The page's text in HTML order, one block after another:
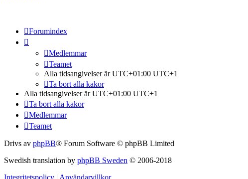
Forumindex
Medlemmar
Teamet
Alla tidsangivelser är UTC+01:00 UTC+1
Ta bort alla kakor
Alla tidsangivelser är UTC+01:00 UTC+1
Ta bort alla kakor
Medlemmar
Teamet
Drivs av phpBB® Forum Software © phpBB Limited
Swedish translation by phpBB Sweden © 2006-2018